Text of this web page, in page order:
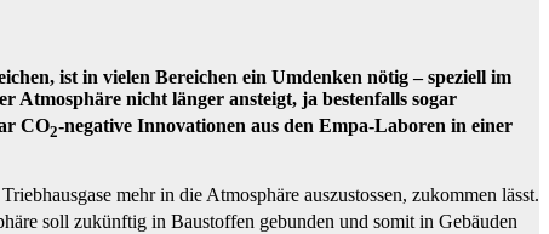
ist in vielen Bereichen ein Umdenken nötig – speziell im
Atmosphäre nicht länger ansteigt, ja bestenfalls sogar
CO2-negative Innovationen aus den Empa-Laboren in einer
mehr in die Atmosphäre auszustossen, zukommen lässt.
soll zukünftig in Baustoffen gebunden und somit in Gebäuden